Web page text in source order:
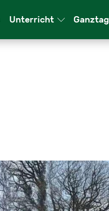
Un­ter­richt Ganz­tag